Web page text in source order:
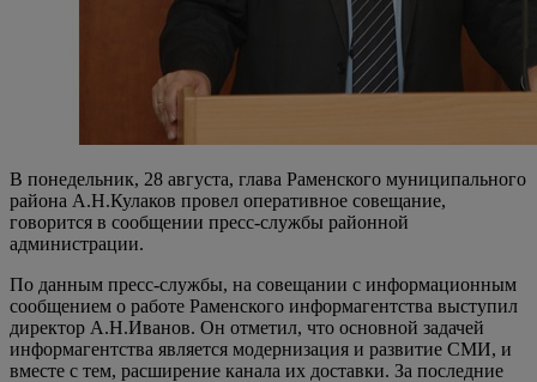
В понедельник, 28 августа, глава Раменского муниципального
района А.Н.Кулаков провел оперативное совещание,
говорится в сообщении пресс-службы районной
администрации.
По данным пресс-службы, на совещании с информационным
сообщением о работе Раменского информагентства выступил
директор А.Н.Иванов. Он отметил, что основной задачей
информагентства является модернизация и развитие СМИ, и
вместе с тем, расширение канала их доставки. За последние